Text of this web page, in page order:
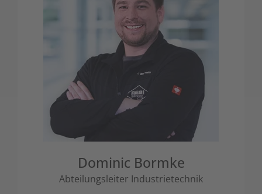
Dominic Bormke
Abteilungsleiter Industrietechnik